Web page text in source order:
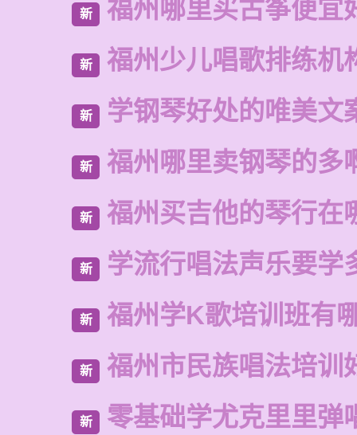
新 福州哪里买古筝便宜
新 福州少儿唱歌排练机
新 学钢琴好处的唯美文
新 福州哪里卖钢琴的多
新 福州买吉他的琴行在
新 学流行唱法声乐要学
新 福州学K歌培训班有
新 福州市民族唱法培训
新 零基础学尤克里里弹